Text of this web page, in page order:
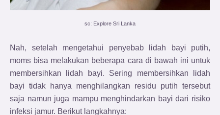
sc: Explore Sri Lanka
Nah, setelah mengetahui penyebab lidah bayi putih,
moms bisa melakukan beberapa cara di bawah ini untuk
membersihkan lidah bayi. Sering membersihkan lidah
bayi tidak hanya menghilangkan residu putih tersebut
saja namun juga mampu menghindarkan bayi dari risiko
infeksi jamur. Berikut langkahnya: